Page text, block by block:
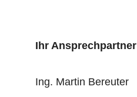
Ihr Ansprechpartner
Ing. Martin Bereuter